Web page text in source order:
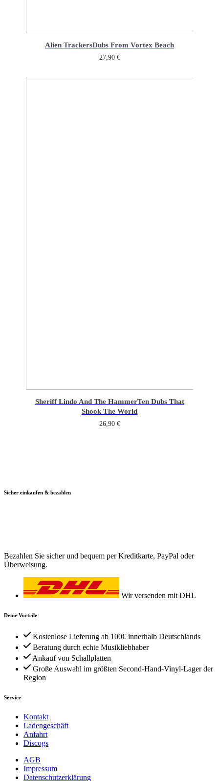
Alien TrackersDubs From Vortex Beach
27,90 €
Sheriff Lindo And The HammerTen Dubs That
Shook The World
26,90 €
Sicher einkaufen & bezahlen
Bezahlen Sie sicher und bequem per Kreditkarte, PayPal oder
Überweisung.
Wir versenden mit DHL
Deine Vorteile
Kostenlose Lieferung ab 100€ innerhalb Deutschlands
Beratung durch echte Musikliebhaber
Ankauf von Schallplatten
Große Auswahl im größten Second-Hand-Vinyl-Lager der
Region
Service
Kontakt
Ladengeschäft
Anfahrt
Discogs
AGB
Impressum
Datenschutzerklärung